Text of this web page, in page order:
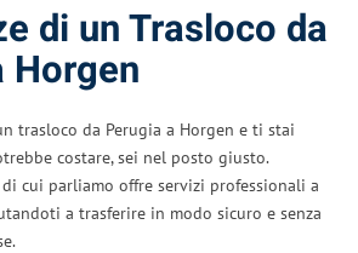
di un Trasloco da
Horgen
trasloco da Perugia a Horgen e ti stai
costare, sei nel posto giusto.
di cui parliamo offre servizi professionali a
a trasferire in modo sicuro e senza